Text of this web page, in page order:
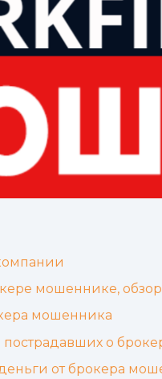
мошеннике, обзор
мошенника
о
от брокера